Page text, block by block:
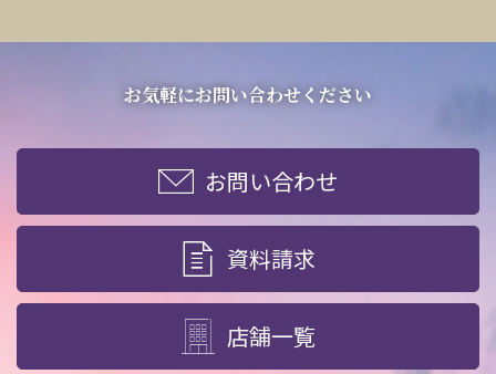
お気軽にお問い合わせください
お問い合わせ
資料請求
店舗一覧